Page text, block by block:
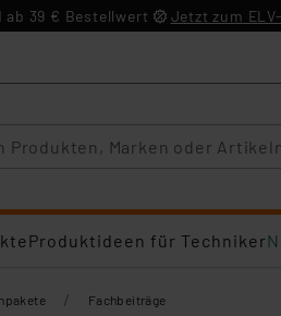
39 € Bestellwert Jetzt zum
Produktideen für Techniker
/ Fachbeiträge